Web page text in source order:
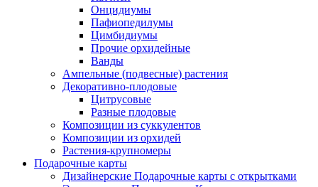
Онцидиумы
Пафиопедилумы
Цимбидиумы
Прочие орхидейные
Ванды
Ампельные (подвесные) растения
Декоративно-плодовые
Цитрусовые
Разные плодовые
Композиции из суккулентов
Композиции из орхидей
Растения-крупномеры
Подарочные карты
Дизайнерские Подарочные карты с открытками